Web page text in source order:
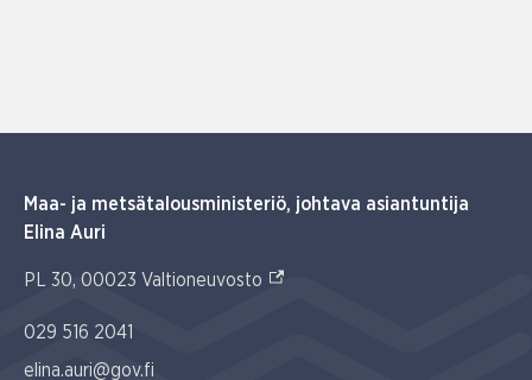
Maa- ja metsätalousministeriö, johtava asiantuntija
Elina Auri
PL 30, 00023 Valtioneuvosto (Ulkoinen linkki)
029 516 2041
elina.auri@gov.fi